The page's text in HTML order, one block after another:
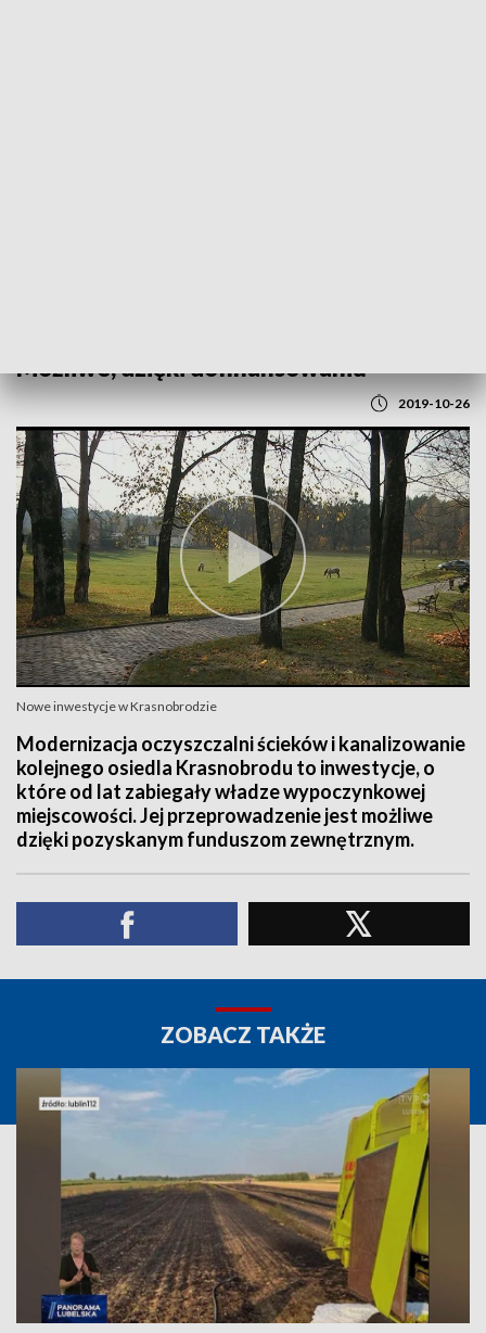
Możliwe, dzięki dofinansowaniu
2019-10-26
Nowe inwestycje w Krasnobrodzie
Modernizacja oczyszczalni ścieków i kanalizowanie
kolejnego osiedla Krasnobrodu to inwestycje, o
które od lat zabiegały władze wypoczynkowej
miejscowości. Jej przeprowadzenie jest możliwe
dzięki pozyskanym funduszom zewnętrznym.
ZOBACZ TAKŻE